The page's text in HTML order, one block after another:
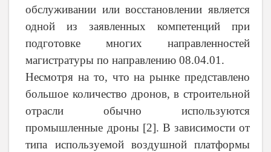
обслуживании или восстановлении является
одной из заявленных компетенций при
подготовке многих направленностей
магистратуры по направлению 08.04.01.
Несмотря на то, что на рынке представлено
большое количество дронов, в строительной
отрасли обычно используются
промышленные дроны [2]. В зависимости от
типа используемой воздушной платформы